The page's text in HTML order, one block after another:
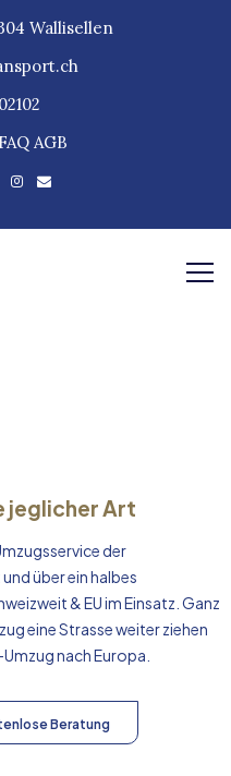
Wallisellen
FAQ AGB
jeglicher Art
der
über ein halbes
& EU im Einsatz. Ganz
eine Strasse weiter ziehen
nachEuropa
Beratung